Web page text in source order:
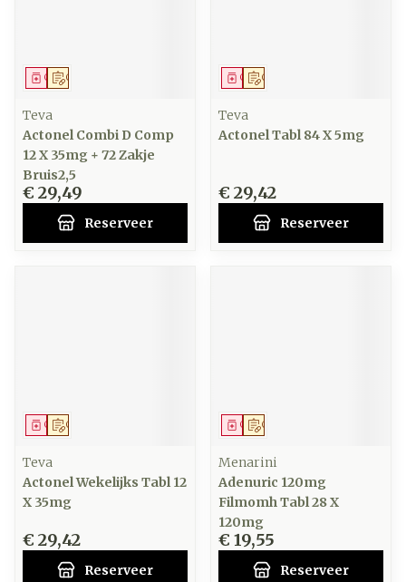
Op voorschrift
Geneesmiddel
Teva
Actonel Combi D Comp
12 X 35mg + 72 Zakje
Bruis2,5
€ 29,49
Reserveer
Op voorschrift
Geneesmiddel
Teva
Actonel Tabl 84 X 5mg
€ 29,42
Reserveer
Op voorschrift
Geneesmiddel
Teva
Actonel Wekelijks Tabl 12
X 35mg
€ 29,42
Reserveer
Op voorschrift
Geneesmiddel
Menarini
Adenuric 120mg
Filmomh Tabl 28 X
120mg
€ 19,55
Reserveer